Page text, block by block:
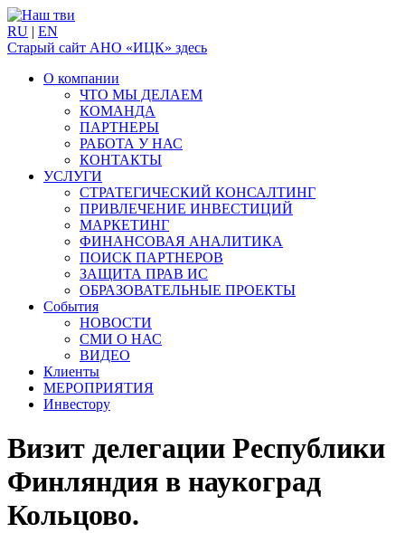
RU | EN
Старый сайт АНО «ИЦК» здесь
О компании
ЧТО МЫ ДЕЛАЕМ
КОМАНДА
ПАРТНЕРЫ
РАБОТА У НАС
КОНТАКТЫ
УСЛУГИ
СТРАТЕГИЧЕСКИЙ КОНСАЛТИНГ
ПРИВЛЕЧЕНИЕ ИНВЕСТИЦИЙ
МАРКЕТИНГ
ФИНАНСОВАЯ АНАЛИТИКА
ПОИСК ПАРТНЕРОВ
ЗАЩИТА ПРАВ ИС
ОБРАЗОВАТЕЛЬНЫЕ ПРОЕКТЫ
События
НОВОСТИ
СМИ О НАС
ВИДЕО
Клиенты
МЕРОПРИЯТИЯ
Инвестору
Визит делегации Республики
Финляндия в наукоград
Кольцово.